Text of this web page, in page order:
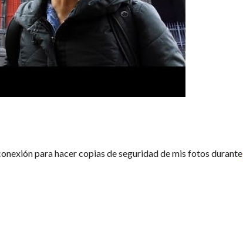
para hacer copias de seguridad de mis fotos durante